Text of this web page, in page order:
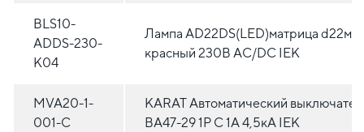
BLS10-
ADDS-230-
K04
Лампа AD22DS(LED)матрица d22мм
красный 230В AC/DC IEK
MVA20-1-
001-C
KARAT Автоматический
ВА47-29 1P C 1А 4,5кА IEK